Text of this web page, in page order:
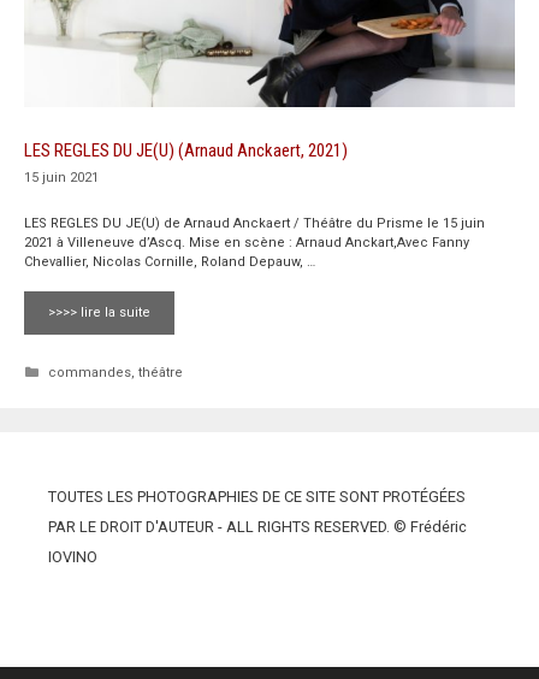
LES REGLES DU JE(U) (Arnaud Anckaert, 2021)
15 juin 2021
LES REGLES DU JE(U) de Arnaud Anckaert / Théâtre du Prisme le 15 juin
2021 à Villeneuve d’Ascq. Mise en scène : Arnaud Anckart,Avec Fanny
Chevallier, Nicolas Cornille, Roland Depauw, …
>>>> lire la suite
Catégories
commandes, théâtre
TOUTES LES PHOTOGRAPHIES DE CE SITE SONT PROTÉGÉES
PAR LE DROIT D'AUTEUR - ALL RIGHTS RESERVED. © Frédéric
IOVINO